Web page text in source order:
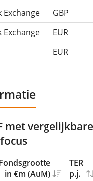
Exchange
GBP
Exchange
EUR
EUR
met vergelijkbare
Fondsgrootte
in €m (AuM)
TER
p.j.